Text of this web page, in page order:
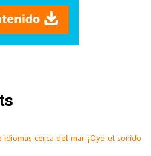
idiomas cerca del mar. ¡Oye el sonido